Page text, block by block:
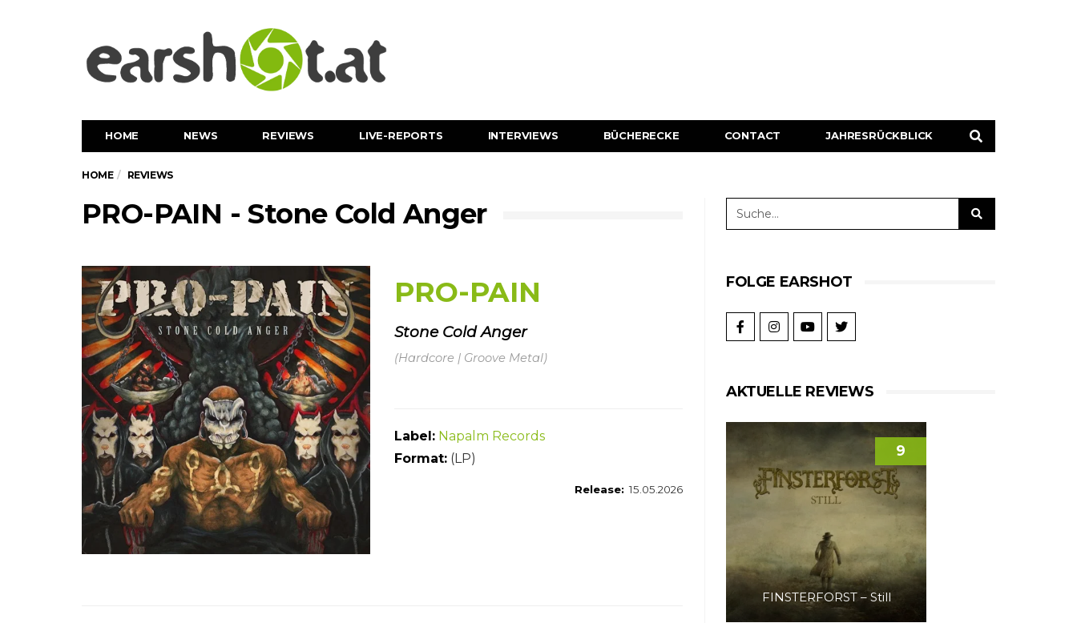
HOME NEWS REVIEWS LIVE-REPORTS INTERVIEWS BÜCHERECKE CONTACT JAHRESRÜCKBLICK
HOME REVIEWS
PRO-PAIN - Stone Cold Anger
PRO-PAIN
Stone Cold Anger
(Hardcore | Groove Metal)
Label: Napalm Records
Format: (LP)
Release: 15.05.2026
FOLGE EARSHOT
AKTUELLE REVIEWS
FINSTERFORST – Still
9